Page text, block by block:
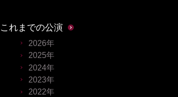
これまでの公演
2026年
2025年
2024年
2023年
2022年